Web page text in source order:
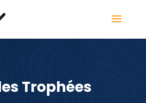
Trophées